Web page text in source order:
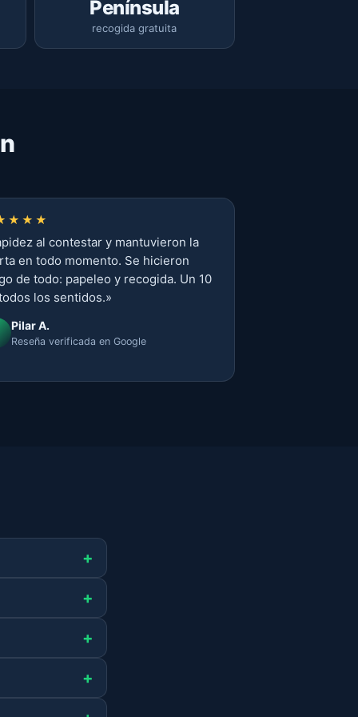
Península
recogida gratuita
al contestar y mantuvieron la
en todo momento. Se hicieron
de todo: papeleo y recogida. Un 10
los sentidos.»
Pilar A.
Reseña verificada en Google